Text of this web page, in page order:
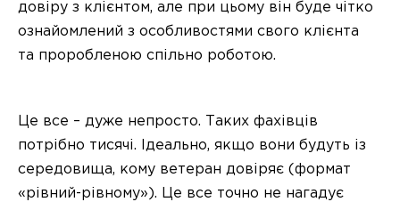
довіру з клієнтом, але при цьому він буде чітко
ознайомлений з особливостями свого клієнта
та проробленою спільно роботою.
Це все – дуже непросто. Таких фахівців
потрібно тисячі. Ідеально, якщо вони будуть із
середовища, кому ветеран довіряє (формат
«рівний-рівному»). Це все точно не нагадує